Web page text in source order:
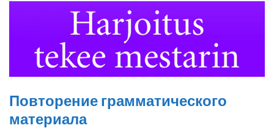
Повторение грамматического
материала